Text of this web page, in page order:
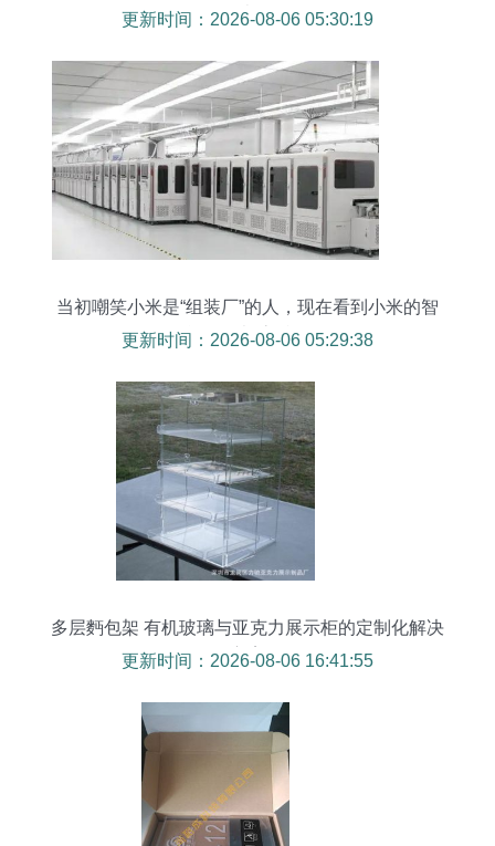
表
更新时间：2026-08-06 05:30:19
当初嘲笑小米是“组装厂”的人，现在看到小米的智
能工厂都该反思
更新时间：2026-08-06 05:29:38
多层麪包架 有机玻璃与亚克力展示柜的定制化解决
方案
更新时间：2026-08-06 16:41:55